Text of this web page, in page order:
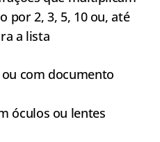
por 2, 3, 5, 10 ou, até
a lista
com documento
óculos ou lentes